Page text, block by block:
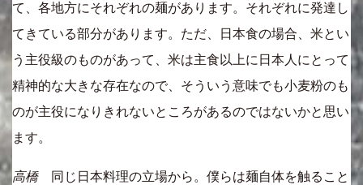
て、各地方にそれぞれの麺があります。それぞれに発達し
てきている部分があります。ただ、日本食の場合、米とい
う主役級のものがあって、米は主食以上に日本人にとって
精神的な大きな存在なので、そういう意味でも小麦粉のも
のが主役になりきれないところがあるのではないかと思い
ます。
高橋同じ日本料理の立場から。僕らは麺自体を触ること